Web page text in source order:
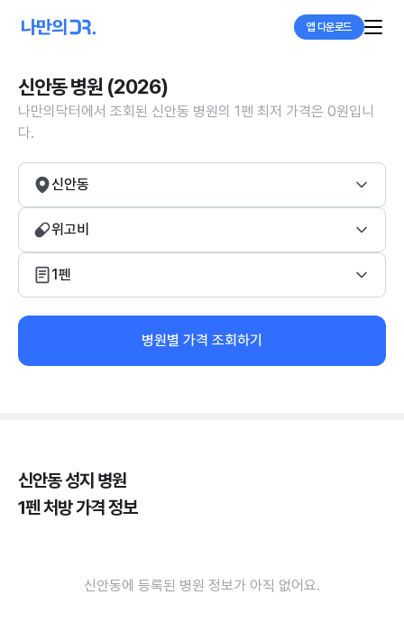
앱 다운로드
신안동 병원 (2026)
나만의닥터에서 조회된 신안동 병원의 1펜 최저 가격은 0원입니
다.
신안동
위고비
1펜
병원별 가격 조회하기
신안동 성지 병원
1펜 처방 가격 정보
신안동에 등록된 병원 정보가 아직 없어요.